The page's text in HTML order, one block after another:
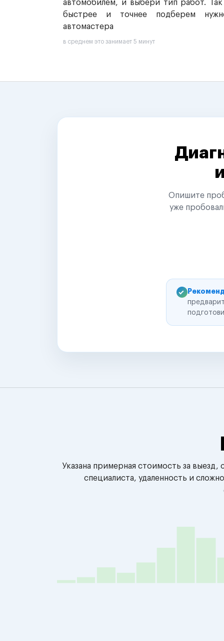
автомобилем, и выбери тип работ.
быстрее и точнее подберем
автомастера
в среднем это занимает 5 минут
Опишите
уже
Указана примерная стоимость за
специалиста, удаленность и